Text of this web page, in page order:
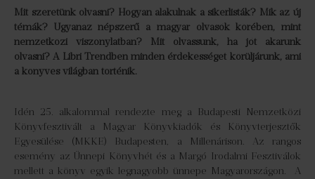
Mit szeretünk olvasni? Hogyan alakulnak a sikerlisták? Mik az új
témák? Ugyanaz népszerű a magyar olvasók körében, mint
nemzetközi viszonylatban? Mit olvassunk, ha jót akarunk
olvasni? A Libri Trendben minden érdekességet körüljárunk, ami
a könyves világban történik.
Idén 25. alkalommal rendezte meg a Budapesti Nemzetközi
Könyvfesztivált a Magyar Könyvkiadók és Könyvterjesztők
Egyesülése (MKKE) Budapesten, a Millenárison. Az rangos
esemény az Ünnepi Könyvhét és a Margó Irodalmi Fesztiválok
mellett a könyv egyik legnagyobb ünnepe Magyarországon. A